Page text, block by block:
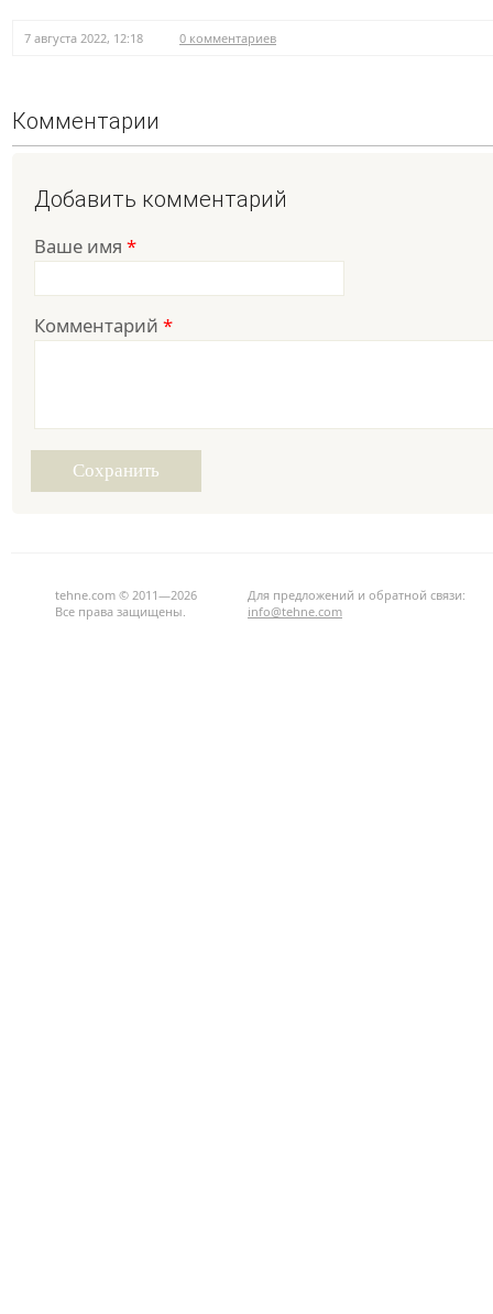
7 августа 2022, 12:18 0 комментариев
Комментарии
Добавить комментарий
Ваше имя *
Комментарий *
tehne.com © 2011—2026
Все права защищены.
Для предложений и обратной связи:
info@tehne.com